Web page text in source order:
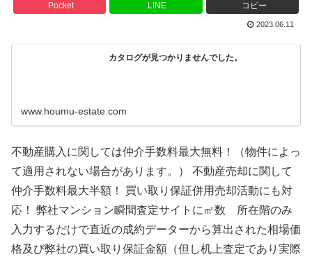
Pocket LINE コピー
2023.06.11
カタログが見つかりませんでした。
www.houmu-estate.com
不動産購入に関しては仲介手数料最大無料！（物件によっ
て適用されない場合があります。） 不動産売却に関して
仲介手数料最大半額！ 買い取り保証併用売却活動にも対
応！ 弊社マンション瞬間査定サイトに㎡数 所在階のみ
入力するだけで直近の成約データーから算出された相場価
格及び弊社の買い取り保証金額（但し机上査定であり実際